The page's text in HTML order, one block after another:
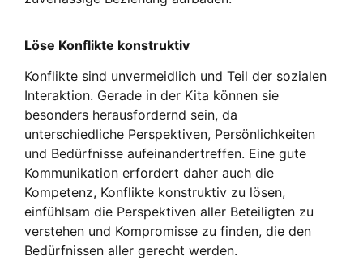
Löse Konflikte konstruktiv
Konflikte sind unvermeidlich und Teil der sozialen
Interaktion. Gerade in der Kita können sie
besonders herausfordernd sein, da
unterschiedliche Perspektiven, Persönlichkeiten
und Bedürfnisse aufeinandertreffen. Eine gute
Kommunikation erfordert daher auch die
Kompetenz, Konflikte konstruktiv zu lösen,
einfühlsam die Perspektiven aller Beteiligten zu
verstehen und Kompromisse zu finden, die den
Bedürfnissen aller gerecht werden.